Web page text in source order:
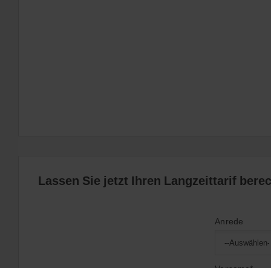
Lassen Sie jetzt Ihren Langzeittarif
Anrede